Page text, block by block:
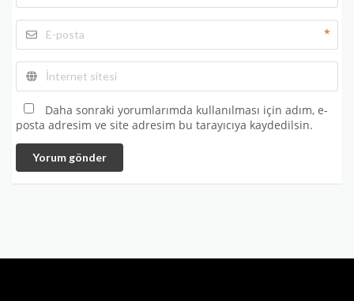
*
Daha sonraki yorumlarımda kullanılması için adım, e-
posta adresim ve site adresim bu tarayıcıya kaydedilsin.
Yorum gönder